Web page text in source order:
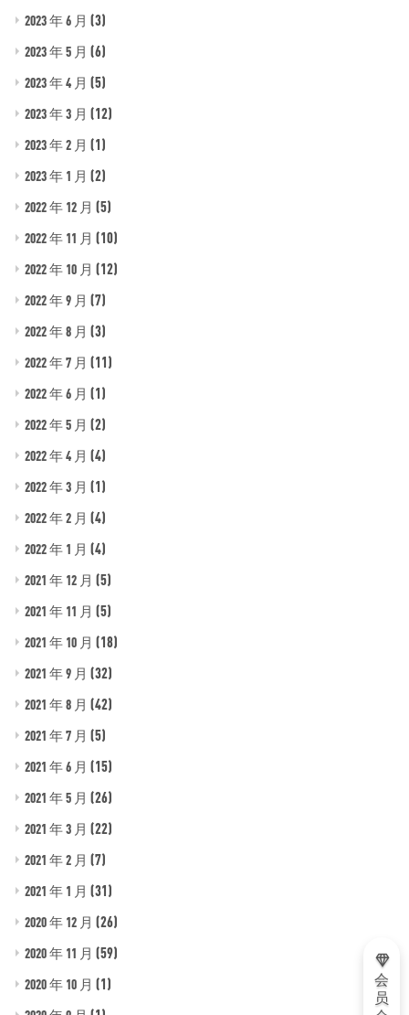
2023 年 6 月 (3)
2023 年 5 月 (6)
2023 年 4 月 (5)
2023 年 3 月 (12)
2023 年 2 月 (1)
2023 年 1 月 (2)
2022 年 12 月 (5)
2022 年 11 月 (10)
2022 年 10 月 (12)
2022 年 9 月 (7)
2022 年 8 月 (3)
2022 年 7 月 (11)
2022 年 6 月 (1)
2022 年 5 月 (2)
2022 年 4 月 (4)
2022 年 3 月 (1)
2022 年 2 月 (4)
2022 年 1 月 (4)
2021 年 12 月 (5)
2021 年 11 月 (5)
2021 年 10 月 (18)
2021 年 9 月 (32)
2021 年 8 月 (42)
2021 年 7 月 (5)
2021 年 6 月 (15)
2021 年 5 月 (26)
2021 年 3 月 (22)
2021 年 2 月 (7)
2021 年 1 月 (31)
2020 年 12 月 (26)
2020 年 11 月 (59)
2020 年 10 月 (1)
会
员